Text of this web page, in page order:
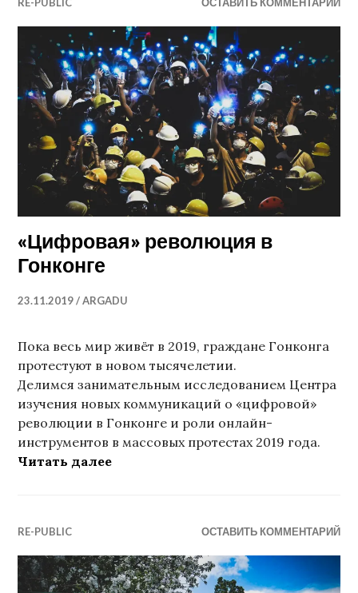
«Цифровая» революция в
Гонконге
23.11.2019 ARGADU
Пока весь мир живёт в 2019, граждане Гонконга
протестуют в новом тысячелетии.
Делимся занимательным исследованием Центра
изучения новых коммуникаций о «цифровой»
революции в Гонконге и роли онлайн-
инструментов в массовых протестах 2019 года.
Читать далее«Цифровая» революция в Гонконге
RE-PUBLIC ОСТАВИТЬ КОММЕНТАРИЙ